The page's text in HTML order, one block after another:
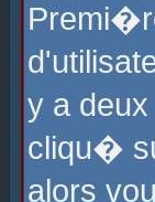
y a
cliqu�
alors